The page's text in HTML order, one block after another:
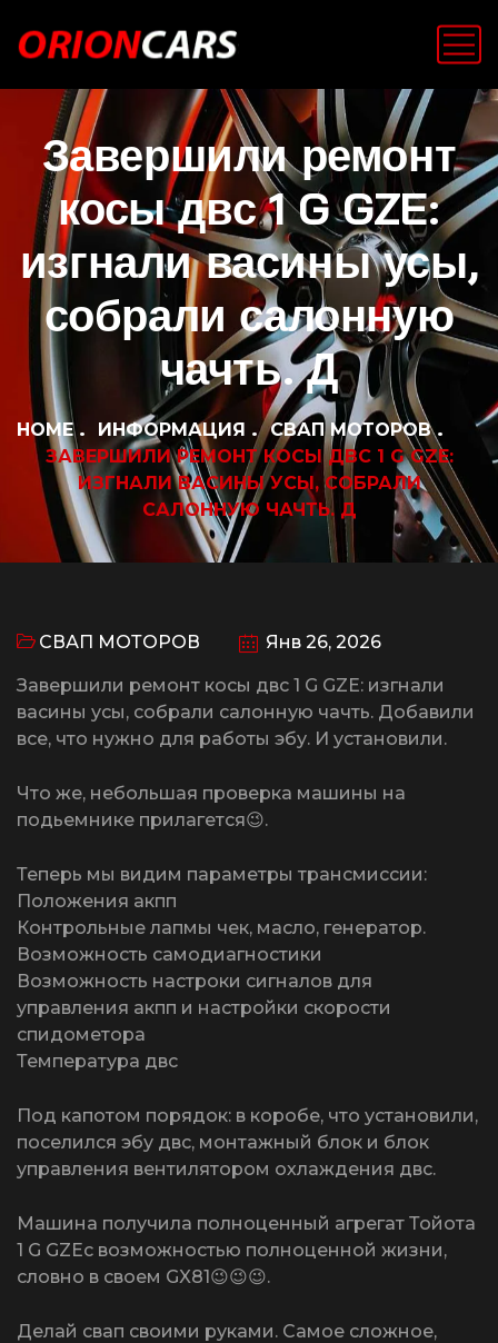
Завершили ремонт
косы двс 1 G GZE:
изгнали васины усы,
собрали салонную
чачть. Д
HOME ИНФОРМАЦИЯ
СВАП МОТОРОВ
ЗАВЕРШИЛИ РЕМОНТ КОСЫ ДВС 1 G GZE:
ИЗГНАЛИ ВАСИНЫ УСЫ, СОБРАЛИ
САЛОННУЮ ЧАЧТЬ. Д
СВАП МОТОРОВ Янв 26, 2026
Завершили ремонт косы двс 1 G GZE: изгнали
васины усы, собрали салонную чачть. Добавили
все, что нужно для работы эбу. И установили.
Что же, небольшая проверка машины на
подьемнике прилагется😉.
Теперь мы видим параметры трансмиссии:
Положения акпп
Контрольные лапмы чек, масло, генератор.
Возможность самодиагностики
Возможность настроки сигналов для
управления акпп и настройки скорости
спидометора
Температура двс
Под капотом порядок: в коробе, что установили,
поселился эбу двс, монтажный блок и блок
управления вентилятором охлаждения двс.
Машина получила полноценный агрегат Тойота
1 G GZEс возможностью полноценной жизни,
словно в своем GX81😉😉😉.
Делай свап своими руками. Самое сложное,